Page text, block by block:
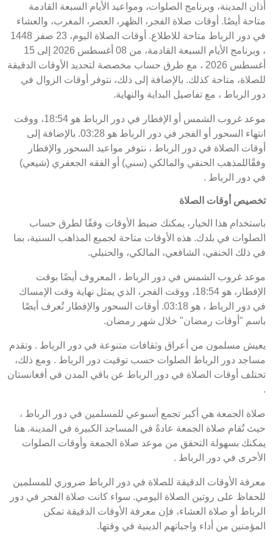
أذان المدينة، وبرنامج الصلوات، ومواعيد الأيام السبعة القادمة
متاحة أيضًا. أوقات صلاة الفجر، الظهر، العصر، المغرب، والعشاء
في دور الرباط متاحة للاطلاع. أوقات الصلاة اليوم، 23 صفر 1448
، وبرنامج الأيام السبعة القادمة، من 08 أغسطس 2026 إلى 15
أغسطس 2026 ، مع طرق حساب مخصصة لتحديد الأوقات الدقيقة
للصلاة، متاحة كذلك. بالإضافة إلى ذلك، نتوفر أوقات الزوال في
دور الرباط ، مع تفاصيل البداية والنهاية.
موعد غروب الشمس أو الإفطار في دور الرباط هو 18:54، ووقت
انتهاء السحور أو الفجر في دور الرباط هو 03:28. بالإضافة إلى
أوقات الصلاة في دور الرباط ، نتوفر مواعيد السحور والإفطار
وفقًاللمذهب الحنفي والمالكي (سني) أو الفقه الجعفري (شيعي)
في دور الرباط .
تخصيص أوقات الصلاة
باستخدام هذا الخيار، يمكنك ضبط الأوقات وفقًا لطرق حساب
الصلوات في بلدك. هذه الأوقات متاحة لجميع المذاهب السنية، بما
في ذلك الحنفي، الشافعي، المالكي، والحنبلي.
موعد غروب الشمس في دور الرباط ، المعروف أيضًا بوقت
الإفطار، هو 18:54، ووقت الفجر، الذي يمثل نهاية وقت الإمساك
في دور الرباط ، هو 03:18. أوقات السحور والإفطار تُعرف أيضًا
باسم "أوقات رمضان" خلال شهر رمضان.
يعيش مسلمون من أعراق وثقافات متنوعة في دور الرباط . وتقدم
مساجد دور الرباط الصلوات حسب توقيت دور الرباط . ومع ذلك،
تختلف أوقات الصلاة في دور الرباط عن باقي المدن في أفغانستان
.
صلاة الجمعة هي أكبر تجمع أسبوعي للمسلمين في دور الرباط ،
حيث تُقام صلاة الجمعة عادةً في المساجد الكبيرة في المدينة. هنا
يمكنك بسهولة التحقق من موعد صلاة الجمعة وأوقات الصلوات
الأخرى في دور الرباط .
معرفة الأوقات الدقيقة للصلاة في دور الرباط ضروري للمسلمين
للحفاظ على روتين الصلاة اليومي. سواء كانت صلاة الفجر في دور
الرباط أو صلاة العشاء، فإن معرفة الأوقات الدقيقة تمكن
المؤمنين من أداء واجباتهم الدينية في وقتها.